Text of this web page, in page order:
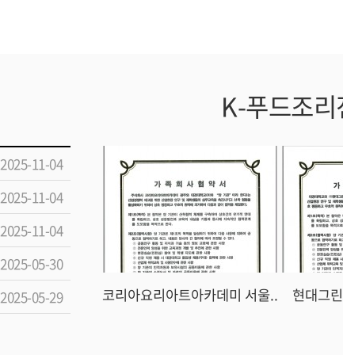
2025-11-04
2025-11-04
2025-11-04
2025-05-30
2025-05-29
K-푸드조
코리아요리아트아카데미 서울.. 현대그